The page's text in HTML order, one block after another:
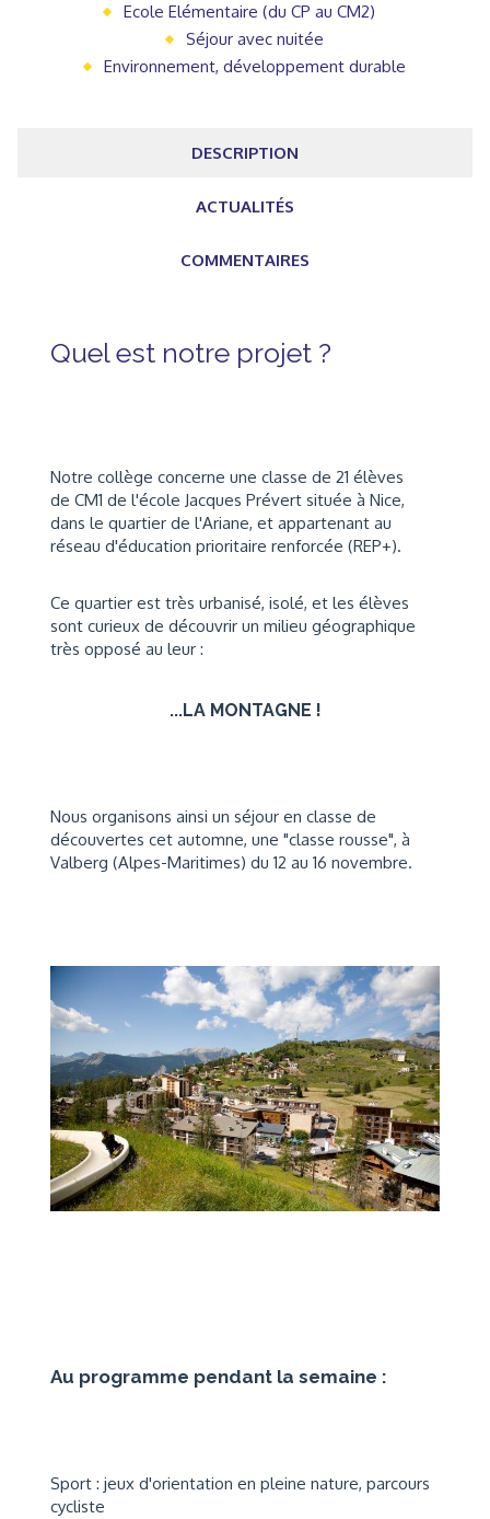
Ecole Elémentaire (du CP au CM2)
Séjour avec nuitée
Environnement, développement durable
DESCRIPTION
ACTUALITÉS
COMMENTAIRES
Quel est notre projet ?
Notre collège concerne une classe de 21 élèves
de CM1 de l'école Jacques Prévert située à Nice,
dans le quartier de l'Ariane, et appartenant au
réseau d'éducation prioritaire renforcée (REP+).
Ce quartier est très urbanisé, isolé, et les élèves
sont curieux de découvrir un milieu géographique
très opposé au leur :
...LA MONTAGNE !
Nous organisons ainsi un séjour en classe de
découvertes cet automne, une "classe rousse", à
Valberg (Alpes-Maritimes) du 12 au 16 novembre.
Au programme pendant la semaine :
Sport : jeux d'orientation en pleine nature, parcours
cycliste